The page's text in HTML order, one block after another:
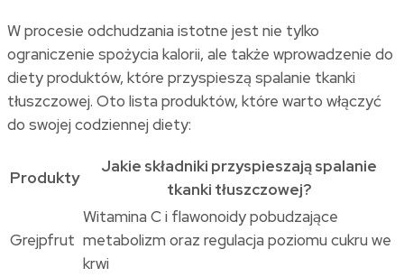
W procesie odchudzania istotne jest nie tylko
ograniczenie spożycia kalorii, ale także wprowadzenie do
diety produktów, które przyspieszą spalanie tkanki
tłuszczowej. Oto lista produktów, które warto włączyć
do swojej codziennej diety:
Produkty
Jakie składniki przyspieszają spalanie
tkanki tłuszczowej?
Grejpfrut
Witamina C i flawonoidy pobudzające
metabolizm oraz regulacja poziomu cukru we
krwi